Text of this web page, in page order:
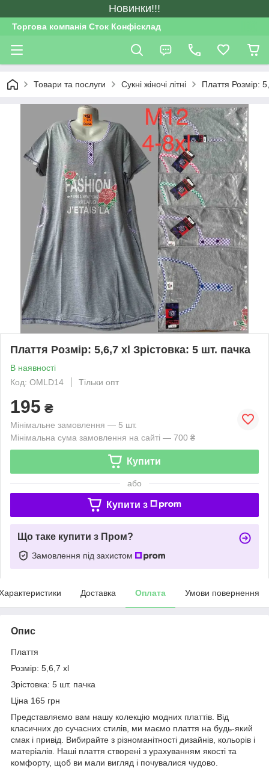
Новинки!!!
Торгова компанія Сток Конфісклад
Товари та послуги Сукні жіночі літні Плаття Розмір:
Плаття Розмір: 5,6,7 xl Зрістовка: 5 шт. пачка
В наявності
Код: OMLD14
Тільки опт
195 ₴
Мінімальне замовлення — 5 шт.
Мінімальна сума замовлення на сайті — 700 ₴
Купити
або
Купити з
Що таке купити з Пром?
Замовлення під захистом
Доставка Оплата Умови повернення
Опис
Плаття
Розмір: 5,6,7 xl
Зрістовка: 5 шт. пачка
Ціна 165 грн
Представляємо вам нашу колекцію модних платтів. Від
класичних до сучасних стилів, ми маємо плаття на будь-який
смак і привід. Вибирайте з різноманітності дизайнів, кольорів і
матеріалів. Наші плаття створені з урахуванням якості та
комфорту, щоб ви мали вигляд і почувалися чудово.